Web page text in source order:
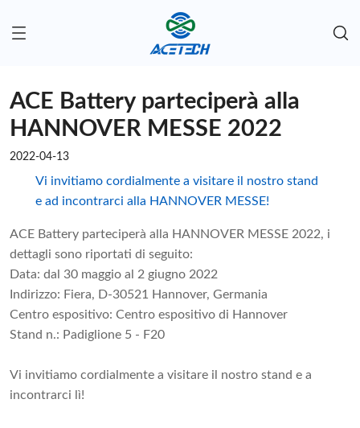
ACE Battery parteciperà alla
HANNOVER MESSE 2022
2022-04-13
Vi invitiamo cordialmente a visitare il nostro stand
e ad incontrarci alla HANNOVER MESSE!
ACE Battery parteciperà alla HANNOVER MESSE 2022, i
dettagli sono riportati di seguito:
Data: dal 30 maggio al 2 giugno 2022
Indirizzo: Fiera, D-30521 Hannover, Germania
Centro espositivo: Centro espositivo di Hannover
Stand n.: Padiglione 5 - F20
Vi invitiamo cordialmente a visitare il nostro stand e a
incontrarci lì!